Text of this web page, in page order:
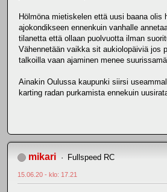
Hölmöna mietiskelen että uusi baana olis
ajokondikseen ennenkuin vanhalle
tilanetta että ollaan puolvuotta ilman
Vähennetään vaikka sit aukiolopäiviä jos
talkoilla vaan ajaminen menee
Ainakin Oulussa kaupunki siirsi
karting radan purkamista ennekuin
mikari Fullspeed RC
15.06.20 - klo: 17.21